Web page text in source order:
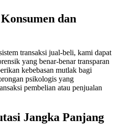
dan
transaksi jual-beli, kami dapat
yang benar-benar transparan
kebebasan mutlak bagi
psikologis yang
pembelian atau penjualan
Jangka Panjang